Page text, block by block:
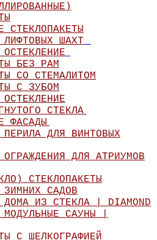
СТЕКЛОПАКЕТЫ
ЛИФТОВЫХ ШАХТ
БЕЗ РАМ
СО СТЕМАЛИТОМ
С ЗУБОМ
СТЕКЛА
ФАСАДЫ
ПЕРИЛА ДЛЯ ВИНТОВЫХ
ОГРАЖДЕНИЯ ДЛЯ АТРИУМОВ
СТЕКЛОПАКЕТЫ
ЗИМНИХ САДОВ
ДОМА ИЗ СТЕКЛА | DIAMOND
МОДУЛЬНЫЕ САУНЫ |
С ШЕЛКОГРАФИЕЙ